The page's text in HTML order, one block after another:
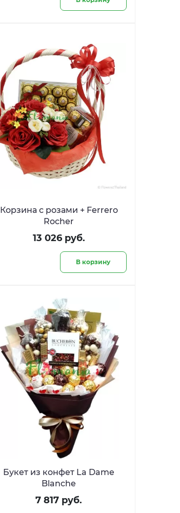
Корзина с розами + Ferrero
Rocher
13 026 руб.
В корзину
Букет из конфет La Dame
Blanche
7 817 руб.